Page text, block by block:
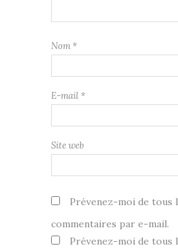
Nom *
E-mail *
Site web
Prévenez-moi de tous
commentaires par e-mail.
Prévenez-moi de tous